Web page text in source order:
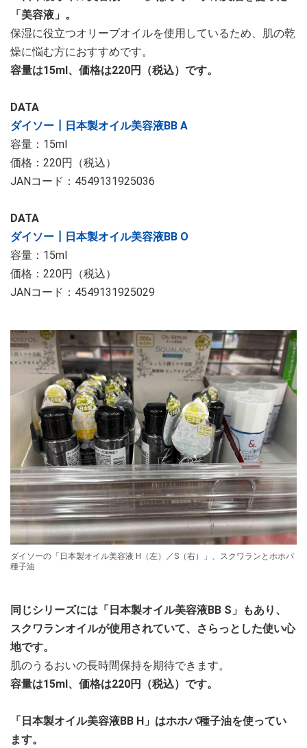
「美容液」。
保湿に役立つオリーブオイルを使用しているため、肌の乾
燥に悩む方におすすめです。
容量は15ml、価格は220円（税込）です。
DATA
ダイソー┃日本製オイル美容液BB A
容量：15ml
価格：220円（税込）
JANコード：4549131925036
DATA
ダイソー┃日本製オイル美容液BB O
容量：15ml
価格：220円（税込）
JANコード：4549131925029
ダイソーの「日本製オイル美容液 H（左）／S（右）」、スクワランとホホバ
種子油
同じシリーズには「日本製オイル美容液BB S」もあり、
スクワランオイルが使用されていて、さらっとした使い心
地です。
肌のうるおいの長時間保持を期待できます。
容量は15ml、価格は220円（税込）です。
「日本製オイル美容液BB H」はホホバ種子油を使ってい
ます。